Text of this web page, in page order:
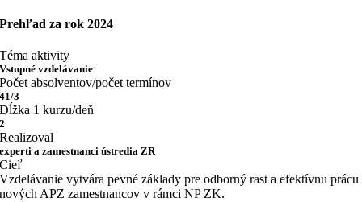
Prehľad za rok 2024
Téma aktivity
Vstupné vzdelávanie
Počet absolventov/počet termínov
41/3
Dĺžka 1 kurzu/deň
2
Realizoval
experti a zamestnanci ústredia ZR
Cieľ
Vzdelávanie vytvára pevné základy pre odborný rast a efektívnu prácu
nových APZ zamestnancov v rámci NP ZK.